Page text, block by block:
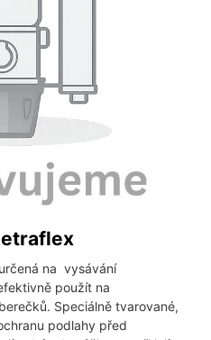
na vysávání
použít na
Speciálně tvarované,
podlahy před